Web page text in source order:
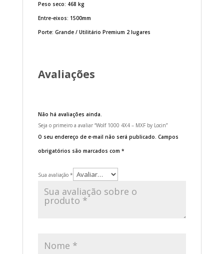
Peso seco: 468 kg
Entre-eixos: 1500mm
Porte: Grande / Utilitário Premium 2 lugares
Avaliações
Não há avaliações ainda.
Seja o primeiro a avaliar “Wolf 1000 4X4 – MXF by Locin”
O seu endereço de e-mail não será publicado. Campos
obrigatórios são marcados com *
Sua avaliação *